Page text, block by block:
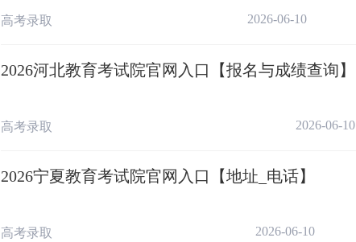
高考录取 2026-06-10
2026河北教育考试院官网入口【报名与成绩查询】
高考录取 2026-06-10
2026宁夏教育考试院官网入口【地址_电话】
高考录取 2026-06-10